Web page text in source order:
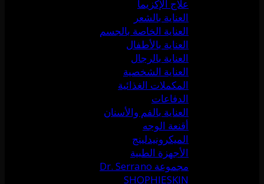
علاج الإكزيما
العناية بالشعر
العناية الخاصة بالجسم
العناية بالأطفال
العناية بالرجال
العناية الشخصية
المكملات الغذائية
الدفاعات
العناية بالفم والأسنان
أقنعة الوجه
الميكرونيدلينج
الأجهزة الطبية
مجموعة Dr. Serrano
SHOPHIESKIN